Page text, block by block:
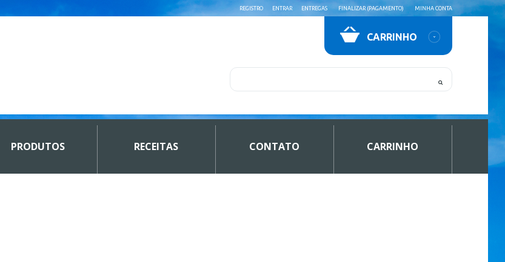
REGISTRO ENTRAR ENTREGAS FINALIZAR (PAGAMENTO) MINHA CONTA
CARRINHO
PRODUTOS RECEITAS CONTATO CARRINHO